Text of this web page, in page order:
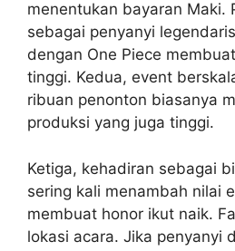
menentukan bayaran Maki.
sebagai penyanyi
dengan One Piece
tinggi. Kedua, event
ribuan penonton biasanya
produksi yang juga tinggi.
Ketiga, kehadiran sebagai
sering kali menambah nilai
membuat honor ikut naik.
lokasi acara. Jika penyanyi